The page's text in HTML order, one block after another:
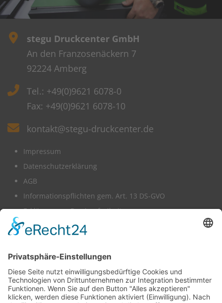
stegu Druckcenter GmbH
An den Franzosenäckern 7
92224 Amberg
Tel.: +49(0)9621 6078-0
Fax: +49(0)9621 6078-10
kontakt@stegu-druckcenter.de
Impressum
Datenschutzerklärung
AGB
Informationspflichten gem. Art. 13 DS-GVO
Erklärung zur Barrierefreiheit
Wir benötigen Ihre Zustimmung,